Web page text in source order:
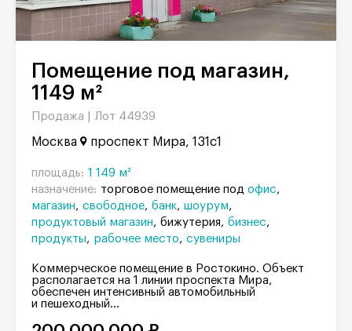
Помещение под магазин,
1149 м²
Продажа | Лот 44939
Москва проспект Мира, 131с1
площадь: 1 149 м²
назначение: торговое помещение под офис
магазин
свободное банк шоурум
продуктовый магазин
бижутерия
бизнес
продукты
рабочее место сувениры
Коммерческое помещение в Ростокино. Объект
располагается на 1 линии проспекта Мира,
обеспечен интенсивный автомобильный
и пешеходный...